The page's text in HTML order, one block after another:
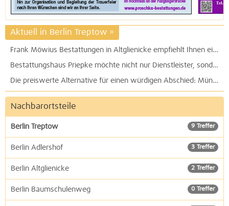
Aktuell in Berlin Treptow »
Frank Möwius Bestattungen in Altglienicke empfiehlt Ihnen eine ausführliche und persönliche Beratung
Bestattungshaus Priepke möchte nicht nur Dienstleister, sondern auch Begleiter und Berater sein
Die preiswerte Alternative für einen würdigen Abschied: Münzel-Bestattungen GmbH in der Baumschulenstraße in Johannisthal
Nachbarortsteile
9 Treffer
Berlin Treptow
3 Treffer
Berlin Adlershof
2 Treffer
Berlin Altglienicke
0 Treffer
Berlin Baumschulenweg